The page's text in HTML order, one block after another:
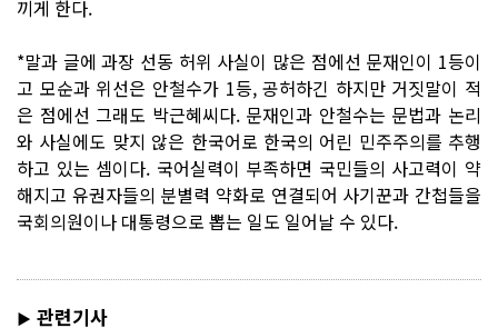
끼게 한다.
*말과 글에 과장 선동 허위 사실이 많은 점에선 문재인이 1등이
고 모순과 위선은 안철수가 1등, 공허하긴 하지만 거짓말이 적
은 점에선 그래도 박근혜씨다. 문재인과 안철수는 문법과 논리
와 사실에도 맞지 않은 한국어로 한국의 어린 민주주의를 추행
하고 있는 셈이다. 국어실력이 부족하면 국민들의 사고력이 약
해지고 유권자들의 분별력 약화로 연결되어 사기꾼과 간첩들을
국회의원이나 대통령으로 뽑는 일도 일어날 수 있다.
▶ 관련기사